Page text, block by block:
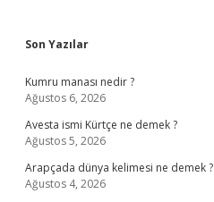
Sidebar
Son Yazılar
Kumru manası nedir ?
Ağustos 6, 2026
Avesta ismi Kürtçe ne demek ?
Ağustos 5, 2026
Arapçada dünya kelimesi ne demek ?
Ağustos 4, 2026